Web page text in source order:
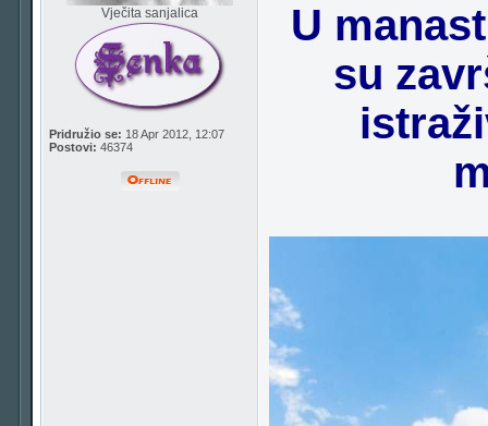
Vječita sanjalica
Pridružio se: 18 Apr 2012, 12:07
Postovi: 46374
U
su